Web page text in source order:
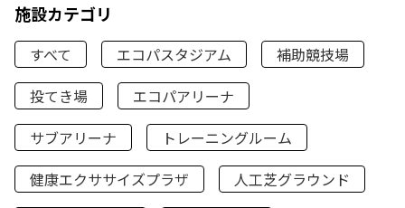
施設カテゴリ
すべて エコパスタジアム
補助競技場
投てき場
エコパアリーナ
サブアリーナ
トレーニングルーム
健康エクササイズプラザ
人工芝グラウンド